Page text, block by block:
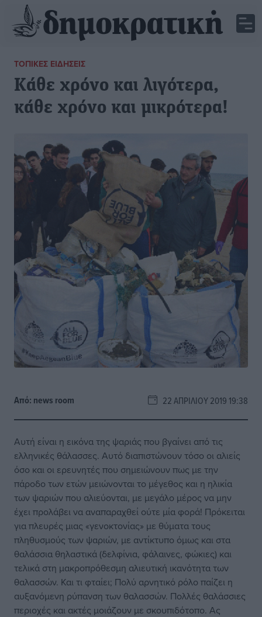
ΤΟΠΙΚΈΣ ΕΙΔΉΣΕΙΣ
Κάθε χρόνο και λιγότερα,
κάθε χρόνο και μικρότερα!
Από: news room 22 ΑΠΡΙΛΊΟΥ 2019 19:38
Αυτή είναι η εικόνα της ψαριάς που βγαίνει από τις
ελληνικές θάλασσες. Αυτό διαπιστώνουν τόσο οι αλιείς
όσο και οι ερευνητές που σημειώνουν πως με την
πάροδο των ετών μειώνονται το μέγεθος και η ηλικία
των ψαριών που αλιεύονται, με μεγάλο μέρος να μην
έχει προλάβει να αναπαραχθεί ούτε μία φορά! Πρόκειται
για πλευρές μιας «γενοκτονίας» με θύματα τους
πληθυσμούς των ψαριών, με αντίκτυπο όμως και στα
θαλάσσια θηλαστικά (δελφίνια, φάλαινες, φώκιες) και
τελικά στη μακροπρόθεσμη αλιευτική ικανότητα των
θαλασσών. Και τι φταίει; Πολύ αρνητικό ρόλο παίζει η
αυξανόμενη ρύπανση των θαλασσών. Πολλές θαλάσσιες
περιοχές και ακτές μοιάζουν με σκουπιδότοπο. Ας